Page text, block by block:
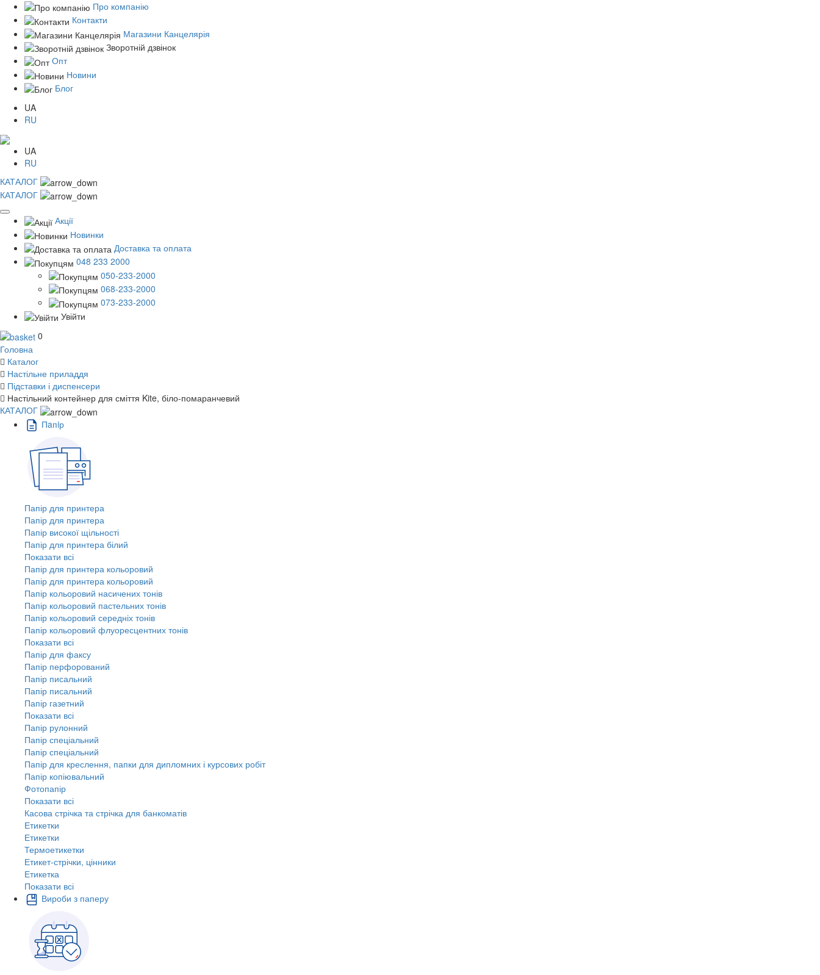
Про компанію
Контакти
Магазини Канцелярія
Зворотній дзвінок
Опт
Новини
Блог
UA
RU
UA
RU
КАТАЛОГ
КАТАЛОГ
Акції
Новинки
Доставка та оплата
048 233 2000
050-233-2000
068-233-2000
073-233-2000
Увійти
0
Головна
Каталог
Настільне приладдя
Підставки і диспенсери
Настільний контейнер для сміття Kite, біло-помаранчевий
КАТАЛОГ
Пaпiр
Папір для принтера
Папір для принтера
Папір високої щільності
Папір для принтера білий
Показати всі
Папір для принтера кольоровий
Папір для принтера кольоровий
Папір кольоровий насичених тонів
Папір кольоровий пастельних тонів
Папір кольоровий середніх тонів
Папір кольоровий флуоресцентних тонів
Показати всі
Папір для факсу
Папір перфорований
Папір писальний
Папір писальний
Папір газетний
Показати всі
Папір рулонний
Папір спеціальний
Папір спеціальний
Папір для креслення, папки для дипломних і курсових робіт
Папір копіювальний
Фотопапір
Показати всі
Касова стрічка та стрічка для банкоматів
Етикетки
Етикетки
Термоетикетки
Етикет-стрічки, цінники
Етикетка
Показати всі
Вироби з паперу